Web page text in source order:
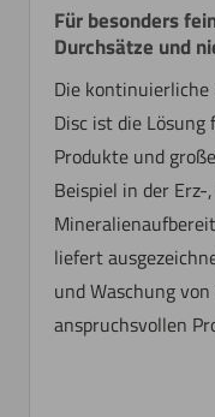
Für besonders
Durchsätze und
Die
Disc ist die
Produkte und
Beispiel in der
liefert
und Waschung
anspruchsvollen